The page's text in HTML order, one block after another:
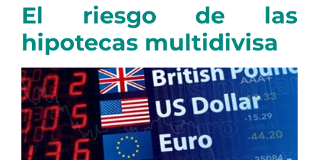
El riesgo de las
hipotecas multidivisa